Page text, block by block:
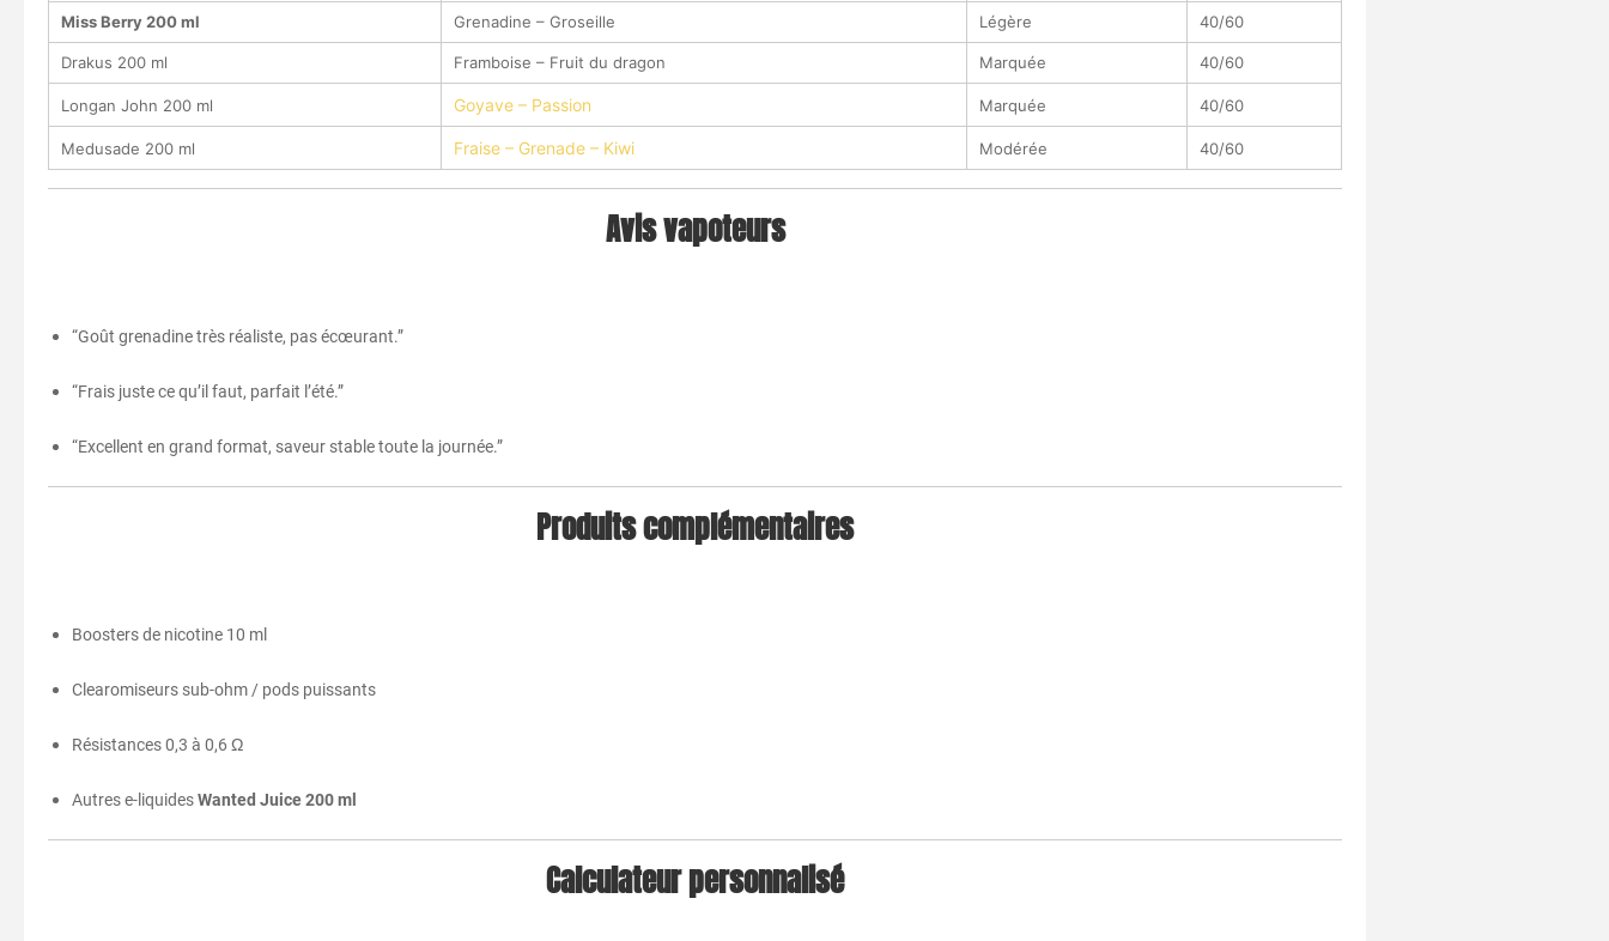
Miss Berry 200 ml Grenadine – Groseille Légère 40/60
Drakus 200 ml Framboise – Fruit du dragon Marquée 40/60
Longan John 200 ml Goyave – Passion Marquée 40/60
Medusade 200 ml Fraise – Grenade – Kiwi Modérée 40/60
Avis vapoteurs
“Goût grenadine très réaliste, pas écœurant.”
“Frais juste ce qu’il faut, parfait l’été.”
“Excellent en grand format, saveur stable toute la journée.”
Produits complémentaires
Boosters de nicotine 10 ml
Clearomiseurs sub-ohm / pods puissants
Résistances 0,3 à 0,6 Ω
Autres e-liquidesWanted Juice 200 ml
Calculateur personnalisé